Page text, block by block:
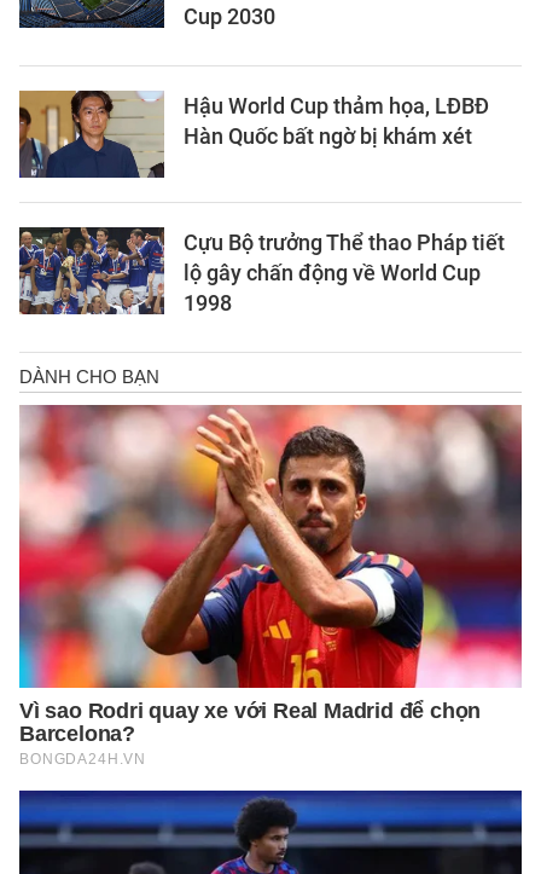
Cup 2030
Hậu World Cup thảm họa, LĐBĐ
Hàn Quốc bất ngờ bị khám xét
Cựu Bộ trưởng Thể thao Pháp tiết
lộ gây chấn động về World Cup
1998